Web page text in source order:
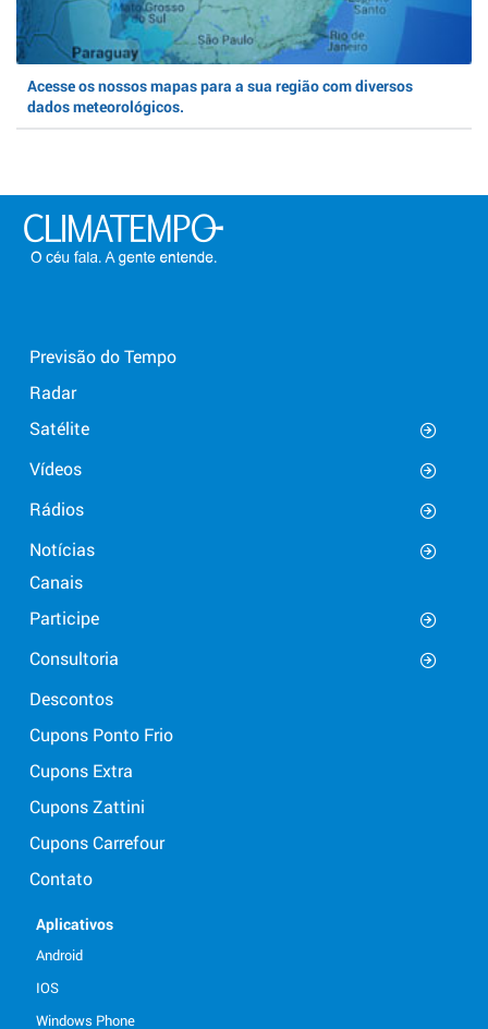
Acesse os nossos mapas para a sua região com diversos
dados meteorológicos.
Previsão do Tempo
Radar
Satélite
Vídeos
Rádios
Notícias
Canais
Participe
Consultoria
Descontos
Cupons Ponto Frio
Cupons Extra
Cupons Zattini
Cupons Carrefour
Contato
Aplicativos
Android
IOS
Windows Phone